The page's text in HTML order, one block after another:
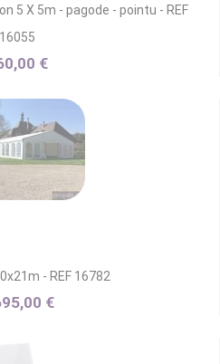
5 X 5m - pagode - pointu - REF
16055
€
- REF 16782
€